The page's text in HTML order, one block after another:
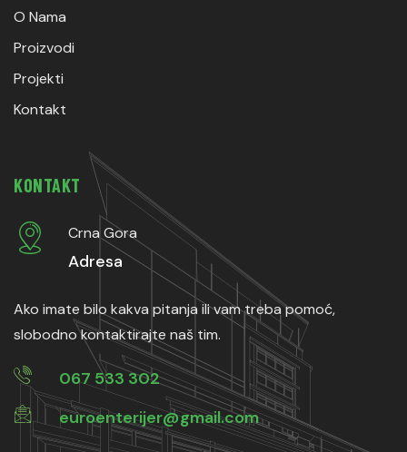
O Nama
Proizvodi
Projekti
Kontakt
KONTAKT
Crna Gora
Adresa
Ako imate bilo kakva pitanja ili vam treba pomoć,
slobodno kontaktirajte naš tim.
067 533 302
euroenterijer@gmail.com